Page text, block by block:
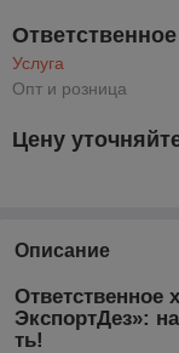
Услуга
Опт и розница
Цену
Описание
Ответственное
ЭкспортДез»:
ть!